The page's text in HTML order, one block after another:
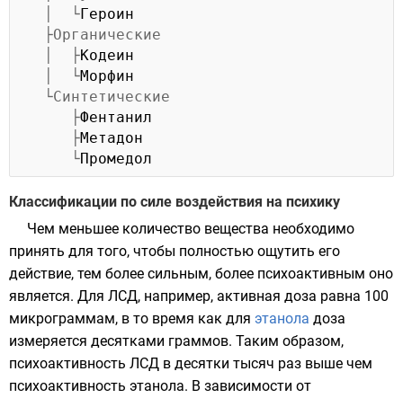
   │  └
Героин
   │  ├
Кодеин
   │  └
Морфин
      ├
Фентанил
      ├
Метадон
      └
Промедол
Классификации по силе воздействия на психику
Чем меньшее количество вещества необходимо
принять для того, чтобы полностью ощутить его
действие, тем более сильным, более психоактивным оно
является. Для ЛСД, например, активная доза равна 100
микрограммам, в то время как для этанола доза
измеряется десятками граммов. Таким образом,
психоактивность ЛСД в десятки тысяч раз выше чем
психоактивность этанола. В зависимости от